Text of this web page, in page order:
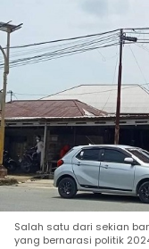
Salah satu dari sekian
yang bernarasi politik